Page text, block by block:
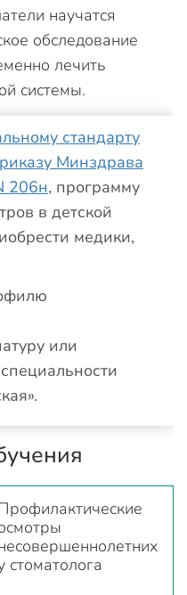
научатся
обследование
лечить
системы.
стандарту
Минздрава
206н, программу
в детской
медики,
или
стоматолога